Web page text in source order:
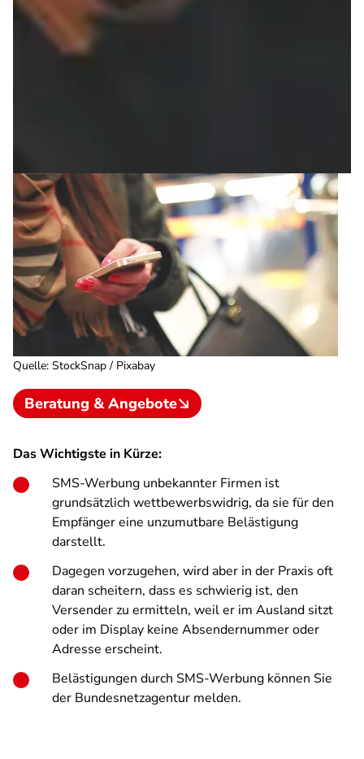
Quelle: StockSnap / Pixabay
Beratung & Angebote
Das Wichtigste in Kürze:
SMS-Werbung unbekannter Firmen ist
grundsätzlich wettbewerbswidrig, da sie für den
Empfänger eine unzumutbare Belästigung
darstellt.
Dagegen vorzugehen, wird aber in der Praxis oft
daran scheitern, dass es schwierig ist, den
Versender zu ermitteln, weil er im Ausland sitzt
oder im Display keine Absendernummer oder
Adresse erscheint.
Belästigungen durch SMS-Werbung können Sie
der Bundesnetzagentur melden.